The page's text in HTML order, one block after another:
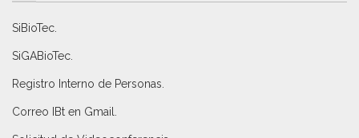
SiBioTec
SiGABioTec.
Registro Interno de Personas
Correo IBt en Gmail